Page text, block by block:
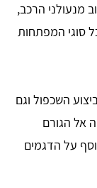
מנעולני הרכב,
סוגי המפתחות
השכפול וגם
אל הגורם
על הדגמים